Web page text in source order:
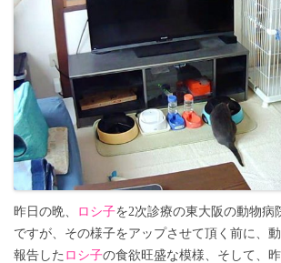
昨日の晩、 ロシ子を2次診療の東大阪の動物病
ですが、その様子をアップさせて頂く前に、
報告した ロシ子の食欲旺盛な模様、そして、